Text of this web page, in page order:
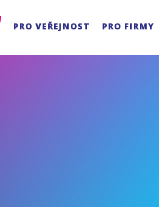
PRO VEŘEJNOST PRO FIRMY